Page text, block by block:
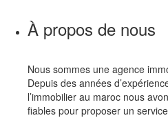
À propos de nous
Nous sommes une agence
Depuis des années
l’immobilier au maroc nous
fiables pour proposer un